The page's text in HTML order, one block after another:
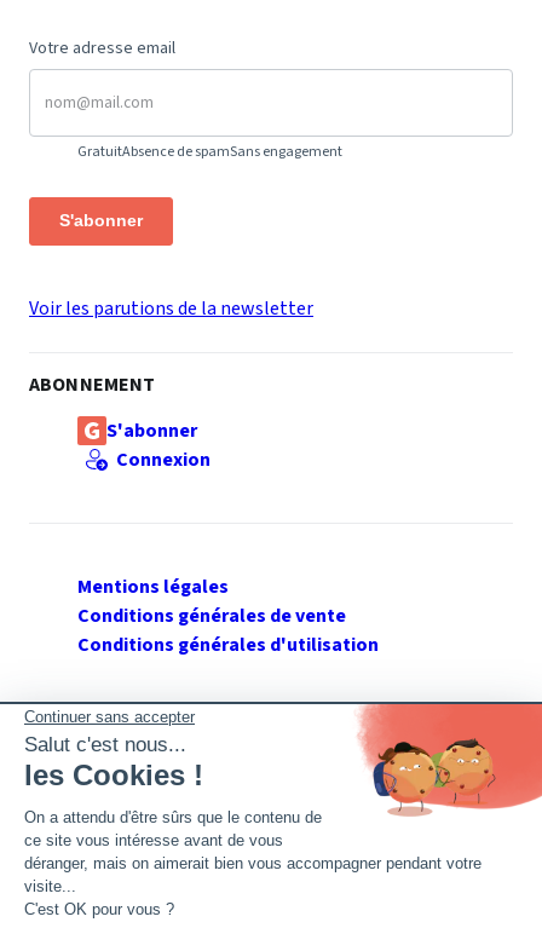
Votre adresse email
GratuitAbsence de spamSans engagement
S'abonner
Voir les parutions de la newsletter
ABONNEMENT
S'abonner
Connexion
Mentions légales
Conditions générales de vente
Conditions générales d'utilisation
SUIVEZ GERANT DE SARL
Twitter
Facebook